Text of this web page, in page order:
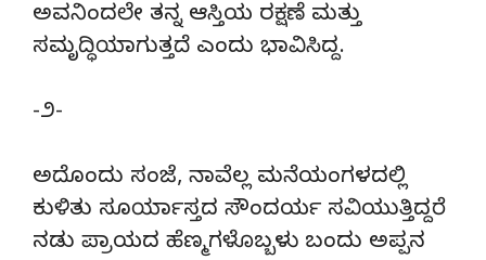
ಅವನಿಂದಲೇ ತನ್ನ ಆಸ್ತಿಯ ರಕ್ಷಣೆ ಮತ್ತು
ಸಮೃದ್ಧಿಯಾಗುತ್ತದೆ ಎಂದು ಭಾವಿಸಿದ್ದ.
-೨-
ಅದೊಂದು ಸಂಜೆ, ನಾವೆಲ್ಲ ಮನೆಯಂಗಳದಲ್ಲಿ
ಕುಳಿತು ಸೂರ್ಯಾಸ್ತದ ಸೌಂದರ್ಯ ಸವಿಯುತ್ತಿದ್ದರೆ
ನಡು ಪ್ರಾಯದ ಹೆಣ್ಮಗಳೊಬ್ಬಳು ಬಂದು ಅಪ್ಪನ